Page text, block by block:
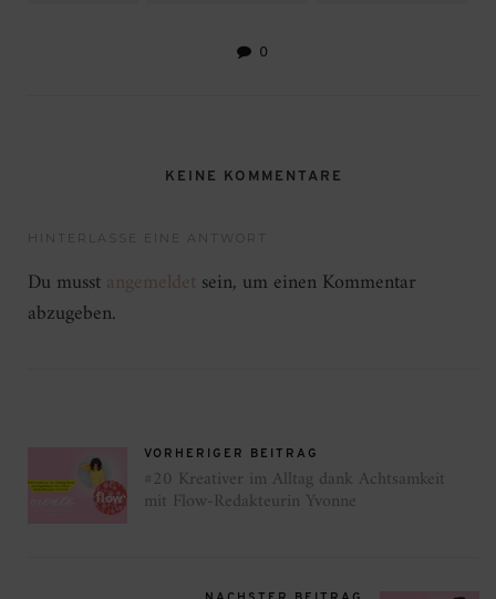
0
KEINE KOMMENTARE
HINTERLASSE EINE ANTWORT
Du musstangemeldet sein, um einen Kommentar
abzugeben.
VORHERIGER BEITRAG
#20 Kreativer im Alltag dank Achtsamkeit
mit Flow-Redakteurin Yvonne